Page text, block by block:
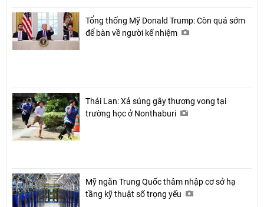
Tổng thống Mỹ Donald Trump: Còn quá sớm
để bàn về người kế nhiệm
Thái Lan: Xả súng gây thương vong tại
trường học ở Nonthaburi
Mỹ ngăn Trung Quốc thâm nhập cơ sở hạ
tầng kỹ thuật số trọng yếu